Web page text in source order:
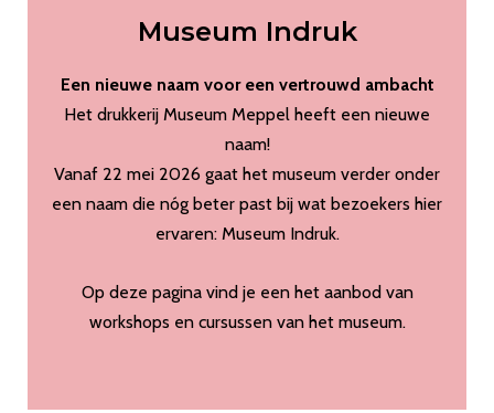
Museum Indruk
Een nieuwe naam voor een vertrouwd ambacht
Het drukkerij Museum Meppel heeft een nieuwe
naam!
Vanaf 22 mei 2026 gaat het museum verder onder
een naam die nóg beter past bij wat bezoekers hier
ervaren: Museum Indruk.
Op deze pagina vind je een het aanbod van
workshops en cursussen van het museum.